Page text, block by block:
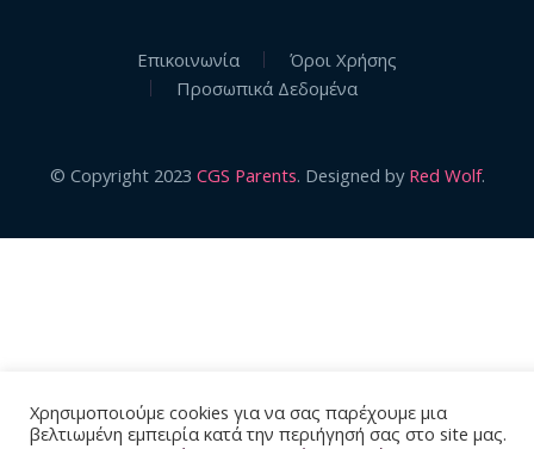
Επικοινωνία
Όροι Χρήσης
Προσωπικά Δεδομένα
© Copyright 2023 CGS Parents. Designed by Red Wolf.
Χρησιμοποιούμε cookies για να σας παρέχουμε μια
βελτιωμένη εμπειρία κατά την περιήγησή σας στο site μας.